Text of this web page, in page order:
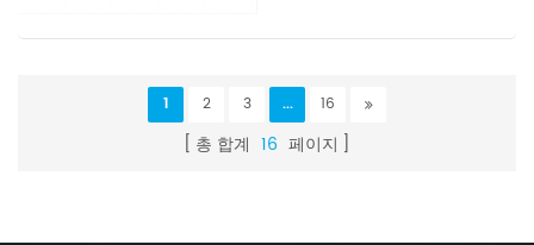
1 2 3 ... 16
총 합계 16 페이지